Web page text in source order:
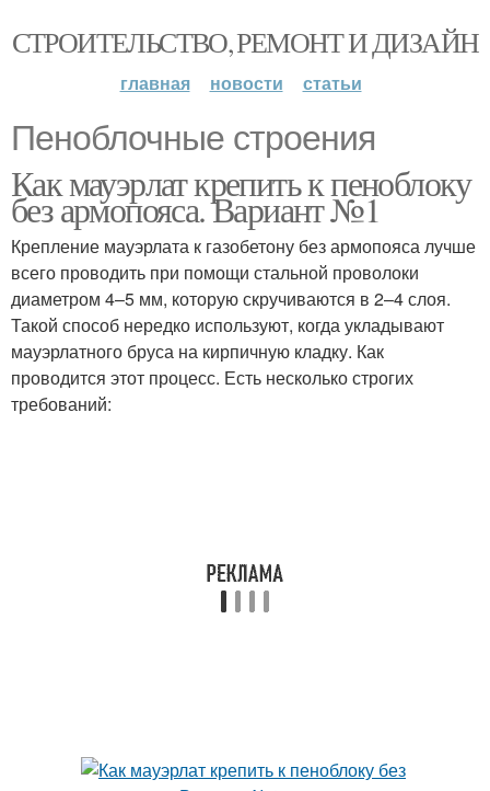
СТРОИТЕЛЬСТВО, РЕМОНТ И ДИЗАЙН
главная новости статьи
Пеноблочные строения
Как мауэрлат крепить к пеноблоку
без армопояса. Вариант №1
Крепление мауэрлата к газобетону без армопояса лучше
всего проводить при помощи стальной проволоки
диаметром 4–5 мм, которую скручиваются в 2–4 слоя.
Такой способ нередко используют, когда укладывают
мауэрлатного бруса на кирпичную кладку. Как
проводится этот процесс. Есть несколько строгих
требований: